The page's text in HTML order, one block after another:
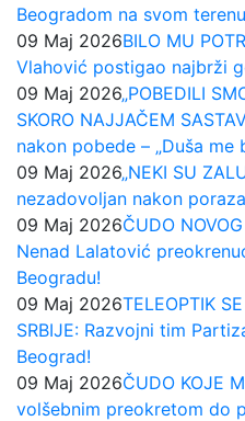
Beogradom na svom
09 Maj 2026BILO MU
Vlahović postigao najbrži
09 Maj 2026„POBEDILI
SKORO NAJJAČEM
nakon pobede – „Duša me
09 Maj 2026„NEKI SU
nezadovoljan nakon
09 Maj 2026ČUDO
Nenad Lalatović
Beogradu!
09 Maj 2026TELEOPTIK
SRBIJE: Razvojni tim
Beograd!
09 Maj 2026ČUDO KOJE
volšebnim preokretom do